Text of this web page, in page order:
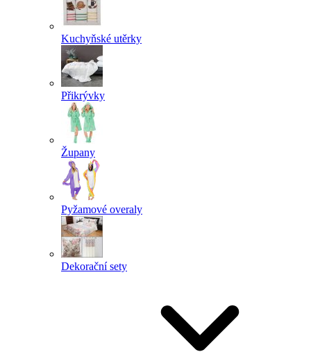
Kuchyňské utěrky
Přikrývky
Župany
Pyžamové overaly
Dekorační sety